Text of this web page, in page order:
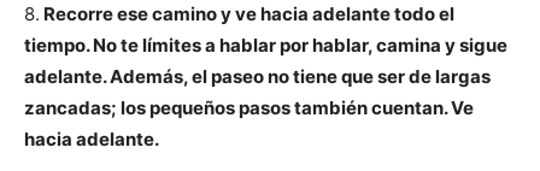
8. Recorre ese camino y ve hacia adelante todo el
tiempo. No te límites a hablar por hablar, camina y sigue
adelante. Además, el paseo no tiene que ser de largas
zancadas; los pequeños pasos también cuentan. Ve
hacia adelante.